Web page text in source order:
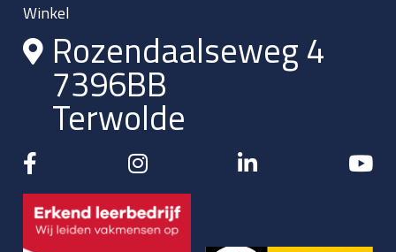
Winkel
Rozendaalseweg 4
7396BB
Terwolde